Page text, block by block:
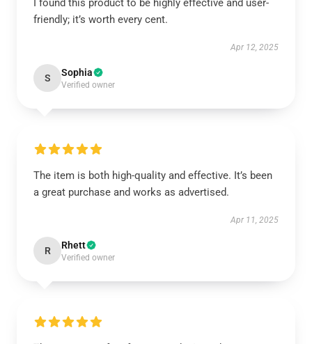
I found this product to be highly effective and user-
friendly; it’s worth every cent.
Apr 12, 2025
S Sophia
Verified owner
The item is both high-quality and effective. It’s been
a great purchase and works as advertised.
Apr 11, 2025
R Rhett
Verified owner